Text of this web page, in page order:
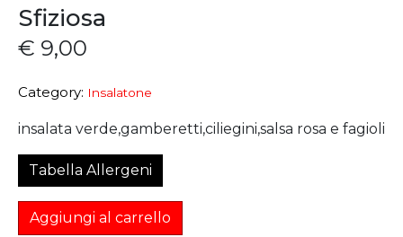
Sfiziosa
€ 9,00
Category: Insalatone
insalata verde,gamberetti,ciliegini,salsa rosa e fagioli
Tabella Allergeni
Aggiungi al carrello